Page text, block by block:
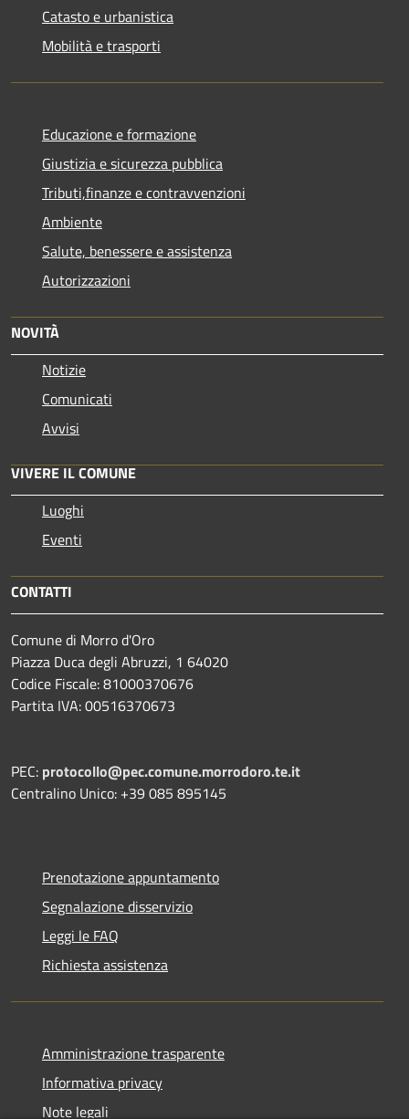
Catasto e urbanistica
Mobilità e trasporti
Educazione e formazione
Giustizia e sicurezza pubblica
Tributi,finanze e contravvenzioni
Ambiente
Salute, benessere e assistenza
Autorizzazioni
NOVITÀ
Notizie
Comunicati
Avvisi
VIVERE IL COMUNE
Luoghi
Eventi
CONTATTI
Comune di Morro d'Oro
Piazza Duca degli Abruzzi, 1 64020
Codice Fiscale: 81000370676
Partita IVA: 00516370673
PEC: protocollo@pec.comune.morrodoro.te.it
Centralino Unico: +39 085 895145
Prenotazione appuntamento
Segnalazione disservizio
Leggi le FAQ
Richiesta assistenza
Amministrazione trasparente
Informativa privacy
Note legali